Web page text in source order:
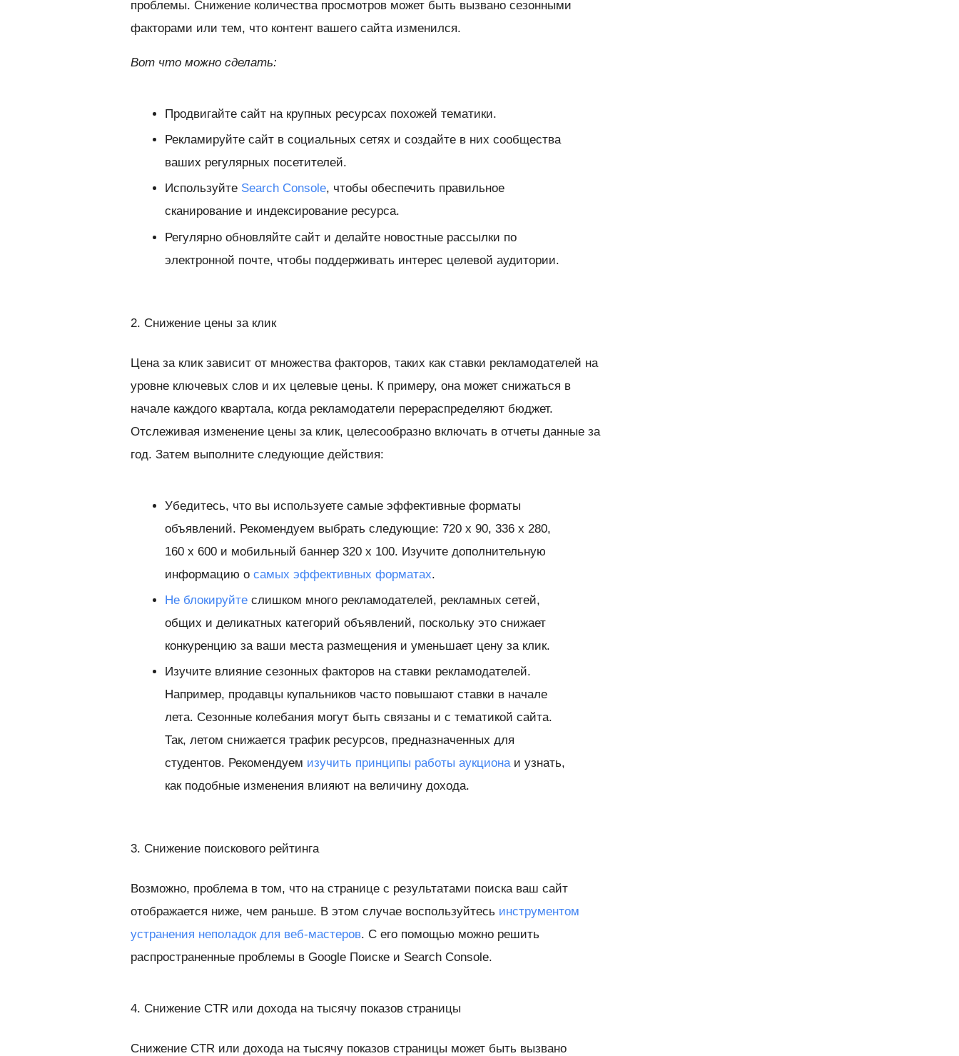
проблемы. Снижение количества просмотров может быть вызвано сезонными
факторами или тем, что контент вашего сайта изменился.
Вот что можно сделать:
Продвигайте сайт на крупных ресурсах похожей тематики.
Рекламируйте сайт в социальных сетях и создайте в них сообщества
ваших регулярных посетителей.
Используйте Search Console, чтобы обеспечить правильное
сканирование и индексирование ресурса.
Регулярно обновляйте сайт и делайте новостные рассылки по
электронной почте, чтобы поддерживать интерес целевой аудитории.
2. Снижение цены за клик
Цена за клик зависит от множества факторов, таких как ставки рекламодателей на
уровне ключевых слов и их целевые цены. К примеру, она может снижаться в
начале каждого квартала, когда рекламодатели перераспределяют бюджет.
Отслеживая изменение цены за клик, целесообразно включать в отчеты данные за
год. Затем выполните следующие действия:
Убедитесь, что вы используете самые эффективные форматы
объявлений. Рекомендуем выбрать следующие: 720 x 90, 336 x 280,
160 x 600 и мобильный баннер 320 x 100. Изучите дополнительную
информацию о самых эффективных форматах.
Не блокируйте слишком много рекламодателей, рекламных сетей,
общих и деликатных категорий объявлений, поскольку это снижает
конкуренцию за ваши места размещения и уменьшает цену за клик.
Изучите влияние сезонных факторов на ставки рекламодателей.
Например, продавцы купальников часто повышают ставки в начале
лета. Сезонные колебания могут быть связаны и с тематикой сайта.
Так, летом снижается трафик ресурсов, предназначенных для
студентов. Рекомендуем изучить принципы работы аукционаи узнать,
как подобные изменения влияют на величину дохода.
3. Снижение поискового рейтинга
Возможно, проблема в том, что на странице с результатами поиска ваш сайт
отображается ниже, чем раньше. В этом случае воспользуйтесь инструментом
устранения неполадок для веб-мастеров. С его помощью можно решить
распространенные проблемы в Google Поиске и Search Console.
4. Снижение CTR или дохода на тысячу показов страницы
Снижение CTR или дохода на тысячу показов страницы может быть вызвано